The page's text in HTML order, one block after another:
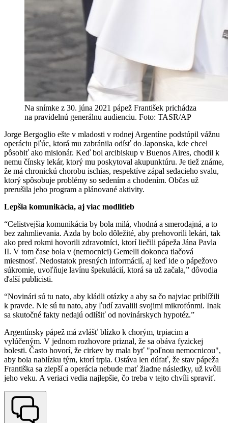
Na snímke z 30. júna 2021 pápež František prichádza
na pravidelnú generálnu audienciu. Foto: TASR/AP
Jorge Bergoglio ešte v mladosti v rodnej Argentíne podstúpil vážnu
operáciu pľúc, ktorá mu zabránila odísť do Japonska, kde chcel
pôsobiť ako misionár. Keď bol arcibiskup v Buenos Aires, chodil k
nemu čínsky lekár, ktorý mu poskytoval akupunktúru. Je tiež známe,
že má chronickú chorobu ischias, respektíve zápal sedacieho svalu,
ktorý spôsobuje problémy so sedením a chodením. Občas už
prerušila jeho program a plánované aktivity.
Lepšia komunikácia, aj viac modlitieb
“Celistvejšia komunikácia by bola milá, vhodná a smerodajná, a to
bez zahmlievania. Azda by bolo dôležité, aby prehovorili lekári, tak
ako pred rokmi hovorili zdravotníci, ktorí liečili pápeža Jána Pavla
II. V tom čase bola v (nemocnici) Gemelli dokonca tlačová
miestnosť. Nedostatok presných informácií, aj keď ide o pápežovo
súkromie, uvoľňuje lavínu špekulácií, ktorá sa už začala,” dôvodia
ďalší publicisti.
“Novinári sú tu nato, aby kládli otázky a aby sa čo najviac priblížili
k pravde. Nie sú tu nato, aby ľudí zavalili svojimi mikrofónmi. Inak
sa skutočné fakty nedajú odlíšiť od novinárskych hypotéz.”
Argentínsky pápež má zvlášť blízko k chorým, trpiacim a
vylúčeným. V jednom rozhovore priznal, že sa obáva fyzickej
bolesti. Často hovorí, že cirkev by mala byť "poľnou nemocnicou",
aby bola nablízku tým, ktorí trpia. Ostáva len dúfať, že stav pápeža
Františka sa zlepší a operácia nebude mať žiadne následky, už kvôli
jeho veku. A veriaci vedia najlepšie, čo treba v tejto chvíli spraviť.